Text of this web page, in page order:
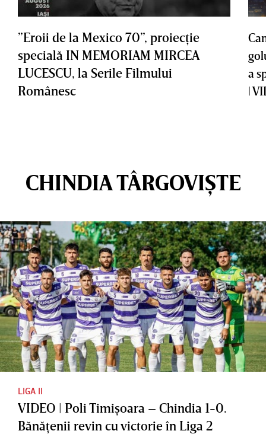
”Eroii de la Mexico 70”, proiecţie
specială IN MEMORIAM MIRCEA
LUCESCU, la Serile Filmului
Românesc
a
|
CHINDIA TÂRGOVIȘTE
LIGA II
VIDEO | Poli Timişoara – Chindia 1-0.
Bănăţenii revin cu victorie în Liga 2